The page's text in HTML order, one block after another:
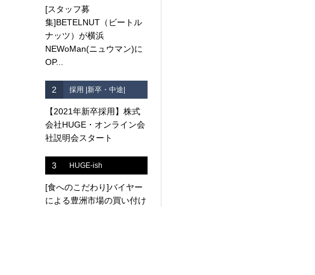
[スタッフ募
集]BETELNUT（ビートル
ナッツ）が横浜
NEWoMan(ニュウマン)に
OP...
2 採用 |新卒・中途|
【2021年新卒採用】株式
会社HUGE・オンライン会
社説明会スタート
3 HUGE-ish
[食へのこだわり]バイヤー
による豊洲市場の買い付け